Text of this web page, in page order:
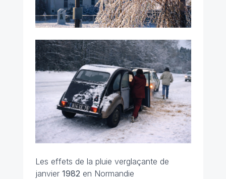
Les effets de la pluie verglaçante de
janvier 1982 en Normandie